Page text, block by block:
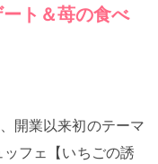
ト＆苺の食べ
開業以来初のテーマ
フェ【いちごの誘